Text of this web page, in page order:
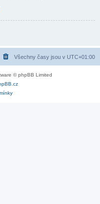
Všechny časy jsou v UTC+01:00
© phpBB Limited